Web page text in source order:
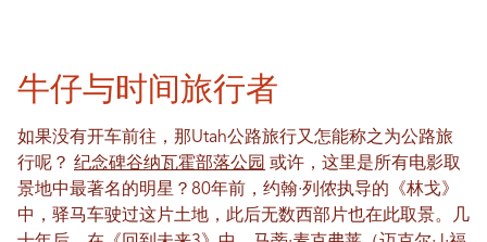
牛仔与时间旅行者
如果没有开车前往，那Utah公路旅行又怎能称之为公路旅
行呢？ 纪念碑谷纳瓦霍部落公园 或许，这里是所有电影取
景地中最著名的明星？80年前，约翰·列侬执导的《林戈》
中，驿马车驶过这片土地，此后无数西部片也在此取景。几